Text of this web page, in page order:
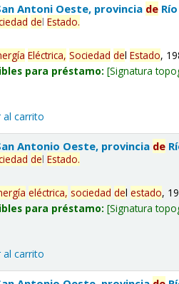
Antoni Oeste, provincia de
delEstado.
Eléctrica, Sociedad delEstado,
para préstamo: Signatura
al carrito
Antonio Oeste, provincia de
delEstado.
eléctrica, sociedad delestado,
para préstamo: Signatura
al carrito